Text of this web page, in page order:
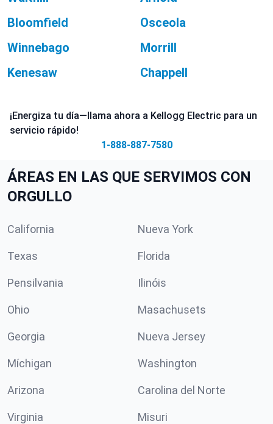
Bloomfield
Osceola
Winnebago
Morrill
Kenesaw
Chappell
¡Energiza tu día—llama ahora a Kellogg Electric para un
servicio rápido!
1-888-887-7580
ÁREAS EN LAS QUE SERVIMOS CON
ORGULLO
California Nueva York
Texas Florida
Pensilvania Ilinóis
Ohio Masachusets
Georgia Nueva Jersey
Míchigan Washington
Arizona Carolina del Norte
Virginia Misuri